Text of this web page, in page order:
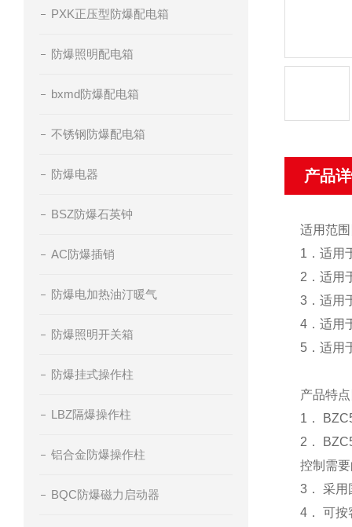
PXK正压型防爆配电箱
防爆照明配电箱
bxmd防爆配电箱
不锈钢防爆配电箱
防爆电器
BSZ防爆石英钟
AC防爆插销
防爆电加热油汀暖气
防爆照明开关箱
防爆挂式操作柱
LBZ隔爆操作柱
铝合金防爆操作柱
BQC防爆磁力启动器
产品
适用范围
1．适用
2．适用
3．适用
4．适用
5．适用
产品特点
1．
2．
控制需
3． 采用
4． 可按